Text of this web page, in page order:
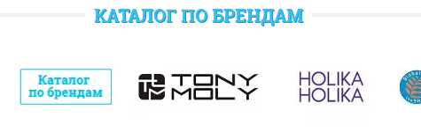
баллы Вы можете получить за отзыв и фотографии в
КАТАЛОГ ПО БРЕНДАМ